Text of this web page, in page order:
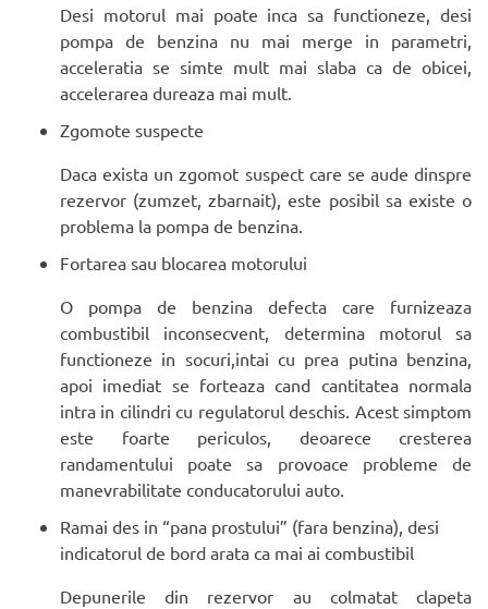
Desi motorul mai poate inca sa functioneze, desi
pompa de benzina nu mai merge in parametri,
acceleratia se simte mult mai slaba ca de obicei,
accelerarea dureaza mai mult.
Zgomote suspecte
Daca exista un zgomot suspect care se aude dinspre
rezervor (zumzet, zbarnait), este posibil sa existe o
problema la pompa de benzina.
Fortarea sau blocarea motorului
O pompa de benzina defecta care furnizeaza
combustibil inconsecvent, determina motorul sa
functioneze in socuri,intai cu prea putina benzina,
apoi imediat se forteaza cand cantitatea normala
intra in cilindri cu regulatorul deschis. Acest simptom
este foarte periculos, deoarece cresterea
randamentului poate sa provoace probleme de
manevrabilitate conducatorului auto.
Ramai des in “pana prostului” (fara benzina), desi
indicatorul de bord arata ca mai ai combustibil
Depunerile din rezervor au colmatat clapeta